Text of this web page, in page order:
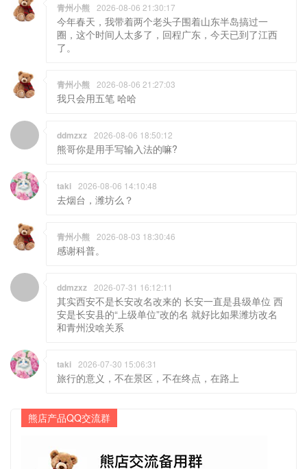
青州小熊 2026-08-06 21:30:17
今年春天，我带着两个老头子围着山东半岛搞过一
圈，这个时间人太多了，回程广东，今天已到了江西
了。
青州小熊 2026-08-06 21:27:03
我只会用五笔 哈哈
ddmzxz 2026-08-06 18:50:12
熊哥你是用手写输入法的嘛?
taki 2026-08-06 14:10:48
去烟台，潍坊么？
青州小熊 2026-08-03 18:30:46
感谢科普。
ddmzxz 2026-07-31 16:12:11
其实西安不是长安改名改来的 长安一直是县级单位 西
安是长安县的“上级单位”改的名 就好比如果潍坊改名
和青州没啥关系
taki 2026-07-30 15:06:31
旅行的意义，不在景区，不在终点，在路上
熊店产品QQ交流群